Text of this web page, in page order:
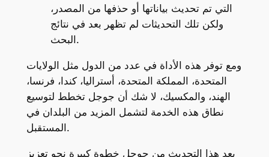
التي تم تحديث بياناتها أو حذفها من المصدر،
ولكن تلك التحديثات لم تظهر بعد في نتائج
البحث.
ومع توفر هذه الأداة في عدد من الدول مثل الولايات
المتحدة، المملكة المتحدة، أستراليا، كندا، فرنسا،
الهند، والمكسيك، لا شك أن جوجل تخطط لتوسيع
نطاق هذه الخدمة لتشمل المزيد من البلدان في
المستقبل.
يعد هذا التحديث من جوجل خطوة كبيرة نحو تعزيز